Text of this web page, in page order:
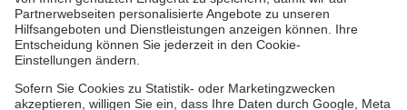
Onkologische Praxen
Organzentren